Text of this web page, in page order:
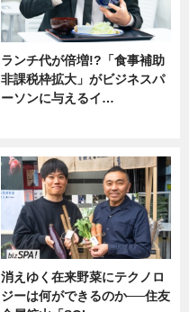
ランチ代が倍増!?「食事補助
非課税枠拡大」がビジネスパ
ーソンに与えるイ…
消えゆく在来野菜にテクノロ
ジーは何ができるのか──住友